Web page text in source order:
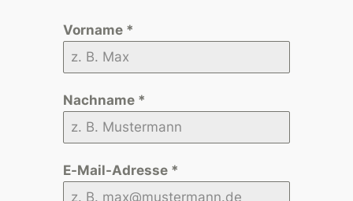
Vorname *
Nachname *
E-Mail-Adresse *